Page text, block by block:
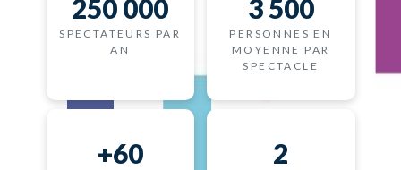
250 000
SPECTATEURS PAR
AN
3 500
PERSONNES EN
MOYENNE PAR
SPECTACLE​
+60 2